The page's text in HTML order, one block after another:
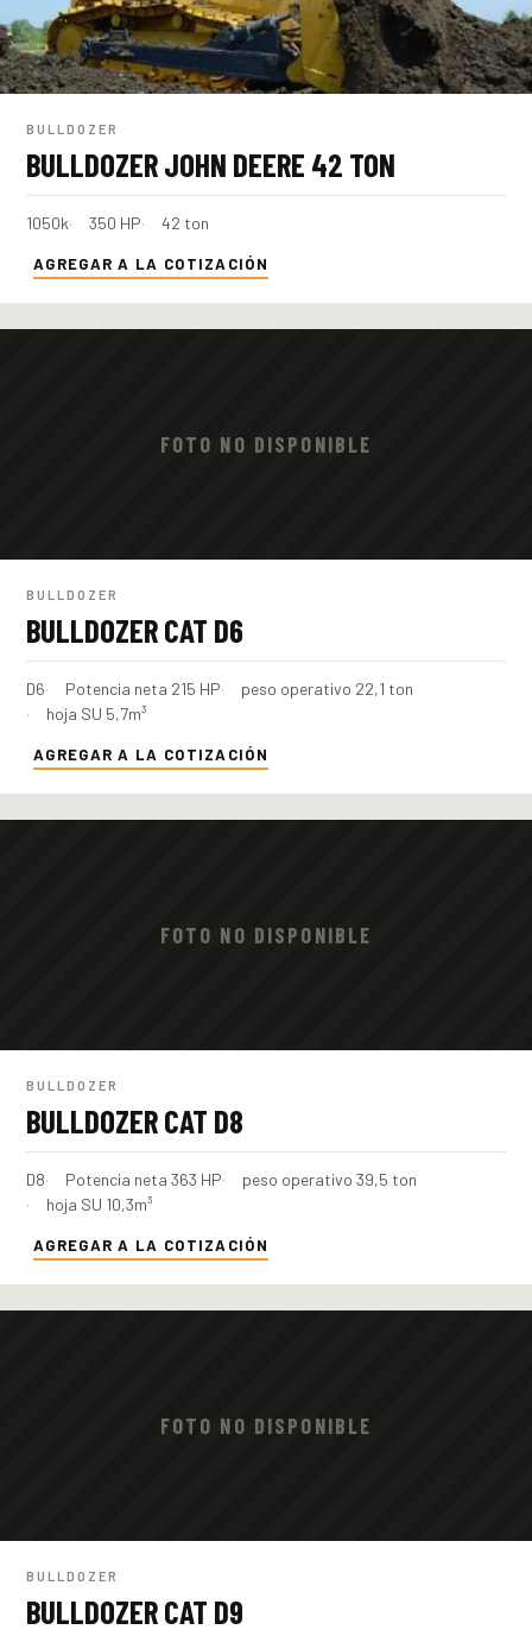
BULLDOZER
BULLDOZER JOHN DEERE 42 TON
1050k 350 HP 42 ton
AGREGAR A LA COTIZACIÓN
FOTO NO DISPONIBLE
BULLDOZER
BULLDOZER CAT D6
D6 Potencia neta 215 HP
peso operativo 22,1 ton
hoja SU 5,7m³
AGREGAR A LA COTIZACIÓN
FOTO NO DISPONIBLE
BULLDOZER
BULLDOZER CAT D8
D8 Potencia neta 363 HP
peso operativo 39,5 ton
hoja SU 10,3m³
AGREGAR A LA COTIZACIÓN
FOTO NO DISPONIBLE
BULLDOZER
BULLDOZER CAT D9